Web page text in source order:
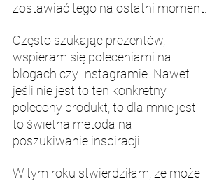
zostawiać tego na ostatni moment.
Często szukając prezentów,
wspieram się poleceniami na
blogach czy Instagramie. Nawet
jeśli nie jest to ten konkretny
polecony produkt, to dla mnie jest
to świetna metoda na
poszukiwanie inspiracji.
W tym roku stwierdziłam, że może